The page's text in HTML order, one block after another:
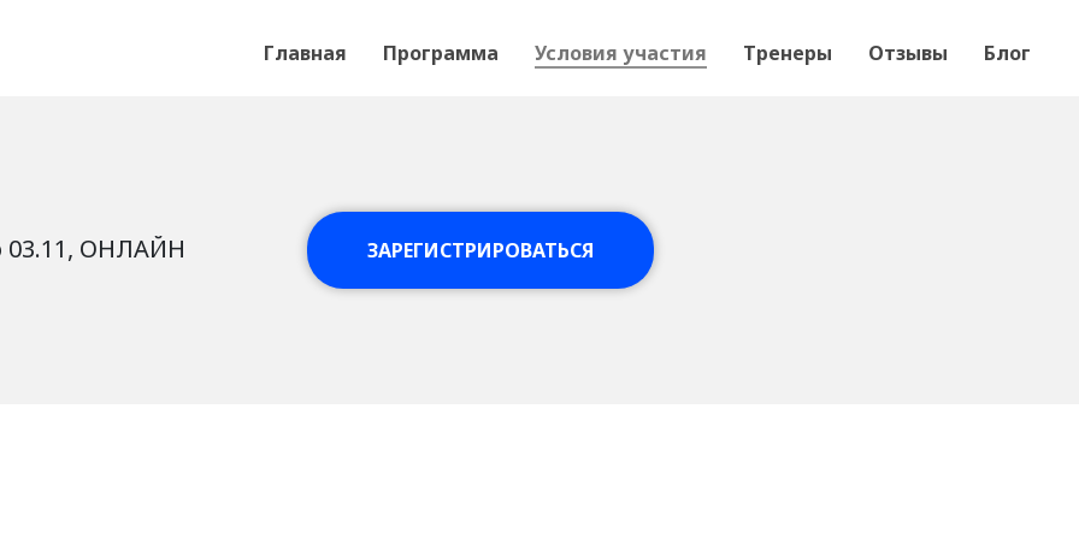
Главная Программа Условия участия Тренеры Отзывы Блог
03.11, ОНЛАЙН ЗАРЕГИСТРИРОВАТЬСЯ